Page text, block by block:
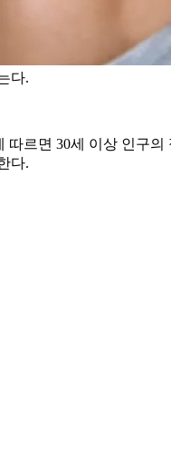
다.
르면 30세 이상 인구
다.